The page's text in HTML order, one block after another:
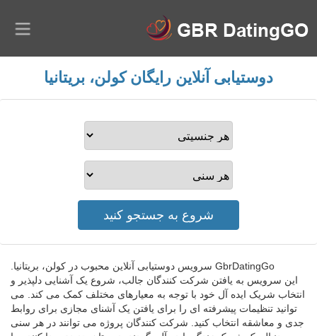
دوستیابی آنلاین رایگان کولن، بریتانیا
GbrDatingGo سرویس دوستیابی آنلاین محبوب در کولن، بریتانیا.
این سرویس به یافتن شرکت کنندگان جالب، شروع یک آشنایی دلپذیر و
انتخاب شریک ایده آل خود با توجه به معیارهای مختلف کمک می کند. می
توانید تنظیمات پیشرفته ای را برای یافتن یک آشنای مجازی برای روابط
جدی و معاشقه انتخاب کنید. شرکت کنندگان پروژه می توانند در هر سنی